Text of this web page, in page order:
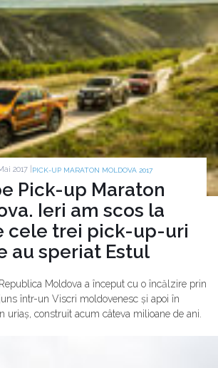
2017 | PICK-UP MARATON MOLDOVA 2017
Pick-up Maraton
Ieri am scos la
cele trei pick-up-uri
au speriat Estul
Moldova a început cu o încălzire prin
într-un Viscri moldovenesc și apoi în
uriaș, construit acum câteva milioane de ani.